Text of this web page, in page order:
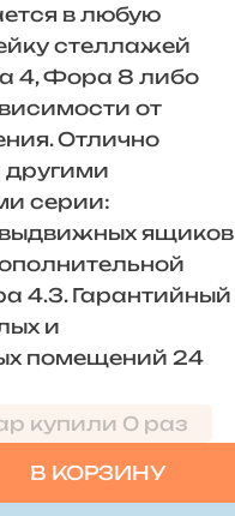
в любую
стеллажей
4, Фора 8 либо
от
Отлично
другими
серии:
ящиков
4.3. Гарантийный
и
помещений 24
купили 0 раз
В КОРЗИНУ